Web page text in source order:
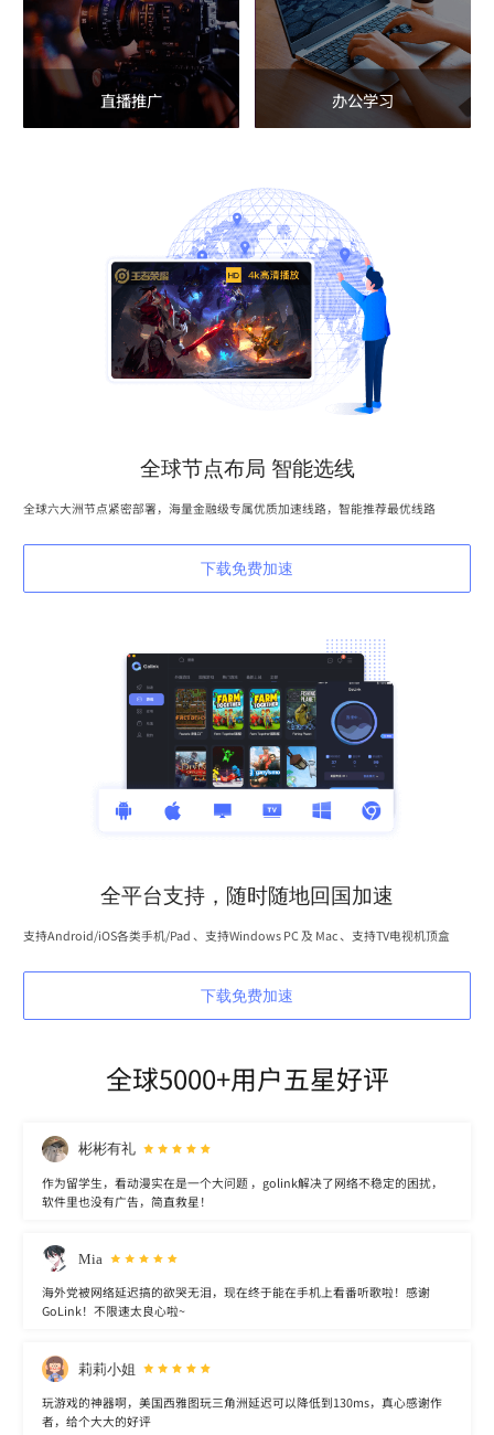
直播推广 办公学习
全球节点布局 智能选线
全球六大洲节点紧密部署，海量金融级专属优质加速线路，智能推荐最优线路
下载免费加速
全平台支持，随时随地回国加速
支持Android/iOS各类手机/Pad 、支持Windows PC 及 Mac 、支持TV电视机顶盒
下载免费加速
全球5000+用户五星好评
彬彬有礼
作为留学生，看动漫实在是一个大问题 ，golink解决了网络不稳定的困扰，
软件里也没有广告，简直救星！
Mia
海外党被网络延迟搞的欲哭无泪，现在终于能在手机上看番听歌啦！感谢
GoLink！不限速太良心啦~
莉莉小姐
玩游戏的神器啊，美国西雅图玩三角洲延迟可以降低到130ms，真心感谢作
者，给个大大的好评